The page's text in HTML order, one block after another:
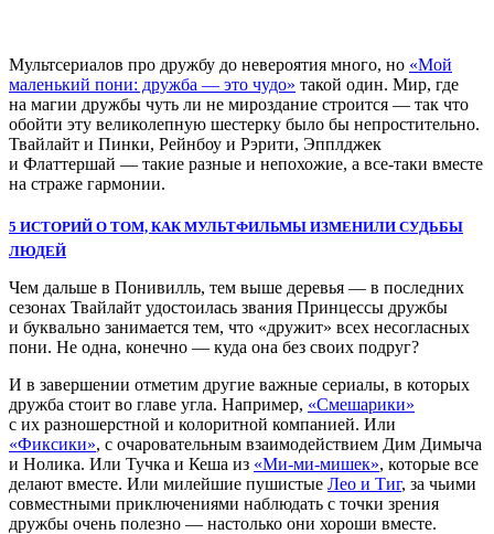
Мультсериалов про дружбу до невероятия много, но «Мой
маленький пони: дружба — это чудо» такой один. Мир, где
на магии дружбы чуть ли не мироздание строится — так что
обойти эту великолепную шестерку было бы непростительно.
Твайлайт и Пинки, Рейнбоу и Рэрити, Эпплджек
и Флаттершай — такие разные и непохожие, а все-таки вместе
на страже гармонии.
5 ИСТОРИЙ О ТОМ, КАК МУЛЬТФИЛЬМЫ ИЗМЕНИЛИ СУДЬБЫ
ЛЮДЕЙ
Чем дальше в Понивилль, тем выше деревья — в последних
сезонах Твайлайт удостоилась звания Принцессы дружбы
и буквально занимается тем, что «дружит» всех несогласных
пони. Не одна, конечно — куда она без своих подруг?
И в завершении отметим другие важные сериалы, в которых
дружба стоит во главе угла. Например, «Смешарики»
с их разношерстной и колоритной компанией. Или
«Фиксики», с очаровательным взаимодействием Дим Димыча
и Нолика. Или Тучка и Кеша из «Ми-ми-мишек», которые все
делают вместе. Или милейшие пушистые Лео и Тиг, за чьими
совместными приключениями наблюдать с точки зрения
дружбы очень полезно — настолько они хороши вместе.